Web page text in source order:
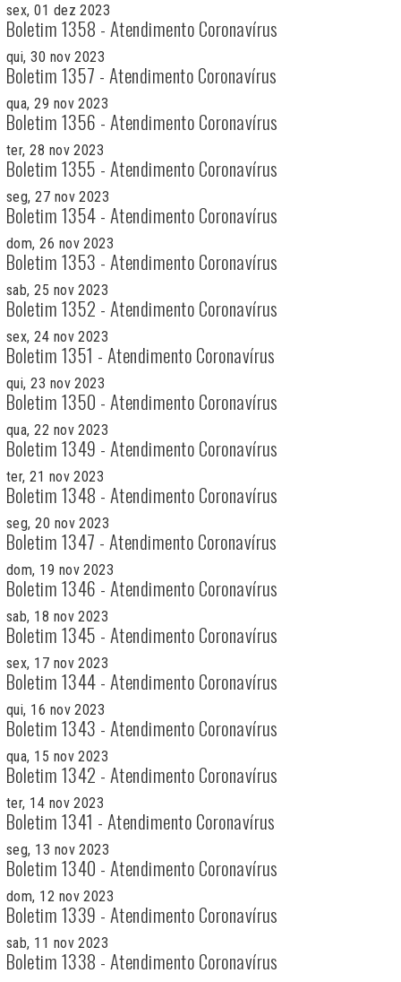
sex, 01 dez 2023
Boletim 1358 - Atendimento Coronavírus
qui, 30 nov 2023
Boletim 1357 - Atendimento Coronavírus
qua, 29 nov 2023
Boletim 1356 - Atendimento Coronavírus
ter, 28 nov 2023
Boletim 1355 - Atendimento Coronavírus
seg, 27 nov 2023
Boletim 1354 - Atendimento Coronavírus
dom, 26 nov 2023
Boletim 1353 - Atendimento Coronavírus
sab, 25 nov 2023
Boletim 1352 - Atendimento Coronavírus
sex, 24 nov 2023
Boletim 1351 - Atendimento Coronavírus
qui, 23 nov 2023
Boletim 1350 - Atendimento Coronavírus
qua, 22 nov 2023
Boletim 1349 - Atendimento Coronavírus
ter, 21 nov 2023
Boletim 1348 - Atendimento Coronavírus
seg, 20 nov 2023
Boletim 1347 - Atendimento Coronavírus
dom, 19 nov 2023
Boletim 1346 - Atendimento Coronavírus
sab, 18 nov 2023
Boletim 1345 - Atendimento Coronavírus
sex, 17 nov 2023
Boletim 1344 - Atendimento Coronavírus
qui, 16 nov 2023
Boletim 1343 - Atendimento Coronavírus
qua, 15 nov 2023
Boletim 1342 - Atendimento Coronavírus
ter, 14 nov 2023
Boletim 1341 - Atendimento Coronavírus
seg, 13 nov 2023
Boletim 1340 - Atendimento Coronavírus
dom, 12 nov 2023
Boletim 1339 - Atendimento Coronavírus
sab, 11 nov 2023
Boletim 1338 - Atendimento Coronavírus